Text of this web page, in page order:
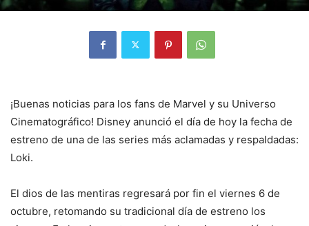
¡Buenas noticias para los fans de Marvel y su Universo
Cinematográfico! Disney anunció el día de hoy la fecha de
estreno de una de las series más aclamadas y respaldadas:
Loki.
El dios de las mentiras regresará por fin el viernes 6 de
octubre, retomando su tradicional día de estreno los